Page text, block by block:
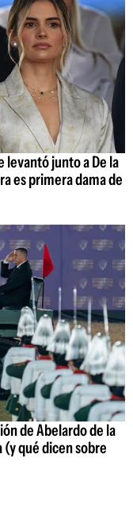
levantó junto a De la
es primera dama de
de Abelardo de la
qué dicen sobre